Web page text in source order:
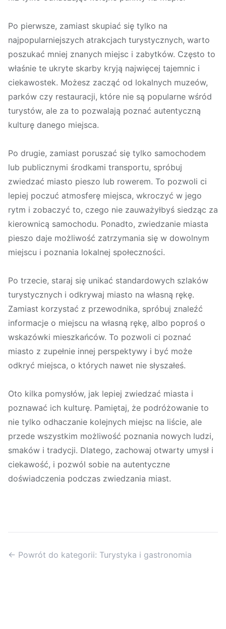
Po pierwsze, zamiast skupiać się tylko na
najpopularniejszych atrakcjach turystycznych, warto
poszukać mniej znanych miejsc i zabytków. Często to
właśnie te ukryte skarby kryją najwięcej tajemnic i
ciekawostek. Możesz zacząć od lokalnych muzeów,
parków czy restauracji, które nie są popularne wśród
turystów, ale za to pozwalają poznać autentyczną
kulturę danego miejsca.
Po drugie, zamiast poruszać się tylko samochodem
lub publicznymi środkami transportu, spróbuj
zwiedzać miasto pieszo lub rowerem. To pozwoli ci
lepiej poczuć atmosferę miejsca, wkroczyć w jego
rytm i zobaczyć to, czego nie zauważyłbyś siedząc za
kierownicą samochodu. Ponadto, zwiedzanie miasta
pieszo daje możliwość zatrzymania się w dowolnym
miejscu i poznania lokalnej społeczności.
Po trzecie, staraj się unikać standardowych szlaków
turystycznych i odkrywaj miasto na własną rękę.
Zamiast korzystać z przewodnika, spróbuj znaleźć
informacje o miejscu na własną rękę, albo poproś o
wskazówki mieszkańców. To pozwoli ci poznać
miasto z zupełnie innej perspektywy i być może
odkryć miejsca, o których nawet nie słyszałeś.
Oto kilka pomysłów, jak lepiej zwiedzać miasta i
poznawać ich kulturę. Pamiętaj, że podróżowanie to
nie tylko odhaczanie kolejnych miejsc na liście, ale
przede wszystkim możliwość poznania nowych ludzi,
smaków i tradycji. Dlatego, zachowaj otwarty umysł i
ciekawość, i pozwól sobie na autentyczne
doświadczenia podczas zwiedzania miast.
← Powrót do kategorii: Turystyka i gastronomia